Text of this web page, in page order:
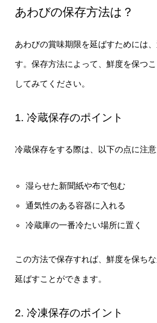
あわびの保存方法は？
あわびの賞味期限を延ばすためには
す。保存方法によって、鮮度を保つ
してみてください。
1. 冷蔵保存のポイント
冷蔵保存をする際は、以下の点に注
湿らせた新聞紙や布で包む
通気性のある容器に入れる
冷蔵庫の一番冷たい場所に置く
この方法で保存すれば、鮮度を保ち
延ばすことができます。
2. 冷凍保存のポイント